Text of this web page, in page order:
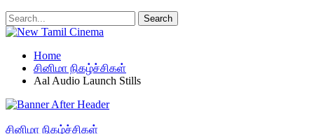
Home
சினிமா நிகழ்ச்சிகள்
Aal Audio Launch Stills
சினிமா நிகழ்ச்சிகள்